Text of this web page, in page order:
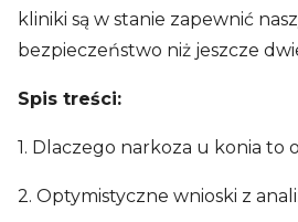
kliniki są w stanie zapewnić
bezpieczeństwo niż jeszcze
Spis treści:
1. Dlaczego narkoza u konia to
2. Optymistyczne wnioski z